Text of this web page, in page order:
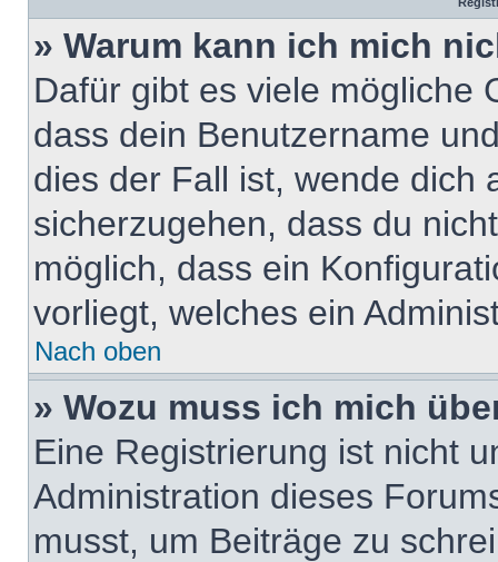
» Warum kann ich mich
Dafür gibt es viele mögliche
dass dein Benutzername
dies der Fall ist, wende dich
sicherzugehen, dass du
möglich, dass ein
vorliegt, welches ein
Nach oben
» Wozu muss ich mich
Eine Registrierung ist nicht
Administration dieses
musst, um Beiträge zu